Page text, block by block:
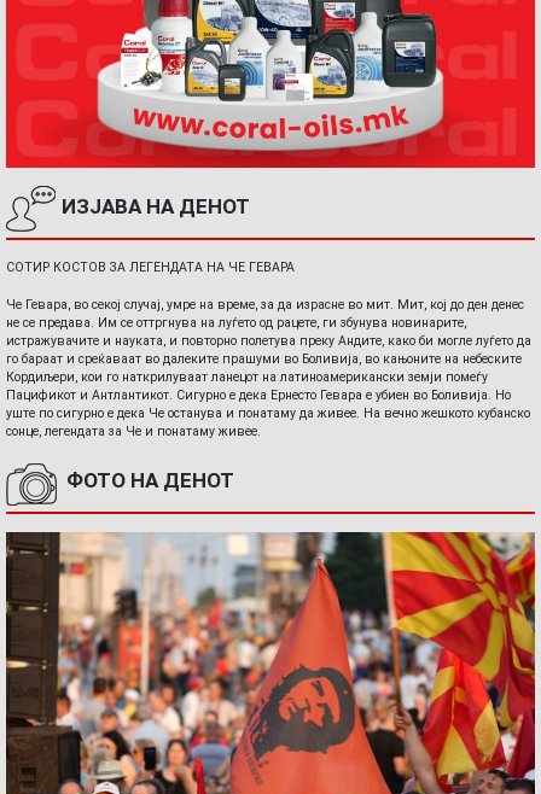
ИЗЈАВА НА ДЕНОТ
СОТИР КОСТОВ ЗА ЛЕГЕНДАТА НА ЧЕ ГЕВАРА
Че Гевара, во секој случај, умре на време, за да израсне во мит. Мит, кој до ден денес
не се предава. Им се оттргнува на луѓето од рацете, ги збунува новинарите,
истражувачите и науката, и повторно полетува преку Андите, како би могле луѓето да
го бараат и среќаваат во далеките прашуми во Боливија, во кањоните на небеските
Кордиљери, кои го наткрилуваат ланецот на латиноамерикански земји помеѓу
Пацификот и Антлантикот. Сигурно е дека Ернесто Гевара е убиен во Боливија. Но
уште по сигурно е дека Че останува и понатаму да живее. На вечно жешкото кубанско
сонце, легендата за Че и понатаму живее.
ФОТО НА ДЕНОТ